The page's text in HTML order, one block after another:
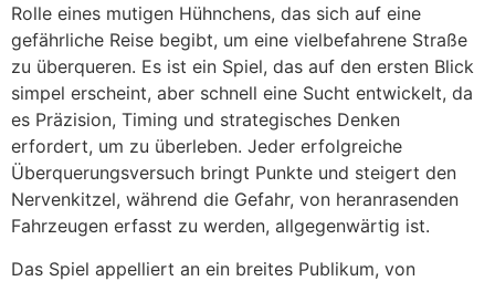
Rolle eines mutigen Hühnchens, das sich auf eine
gefährliche Reise begibt, um eine vielbefahrene Straße
zu überqueren. Es ist ein Spiel, das auf den ersten Blick
simpel erscheint, aber schnell eine Sucht entwickelt, da
es Präzision, Timing und strategisches Denken
erfordert, um zu überleben. Jeder erfolgreiche
Überquerungsversuch bringt Punkte und steigert den
Nervenkitzel, während die Gefahr, von heranrasenden
Fahrzeugen erfasst zu werden, allgegenwärtig ist.
Das Spiel appelliert an ein breites Publikum, von